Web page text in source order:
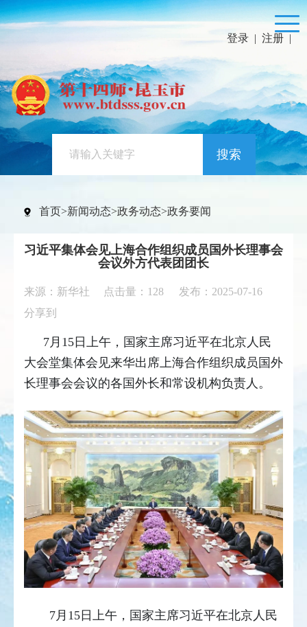
登录 | 注册 |
搜索
首页>新闻动态>政务动态>政务要闻
习近平集体会见上海合作组织成员国外长理事会
会议外方代表团团长
来源：新华社 点击量： 128
发布：2025-07-16
分享到
7月15日上午，国家主席习近平在北京人民
大会堂集体会见来华出席上海合作组织成员国外
长理事会会议的各国外长和常设机构负责人。
7月15日上午，国家主席习近平在北京人民